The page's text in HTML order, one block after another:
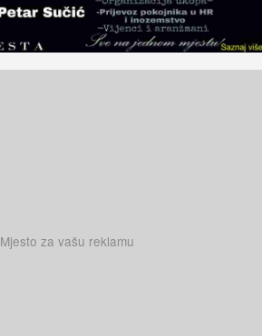
Mjesto za vašu reklamu